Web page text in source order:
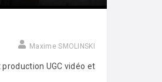
Maxime SMOLINSKI
UGC vidéo et